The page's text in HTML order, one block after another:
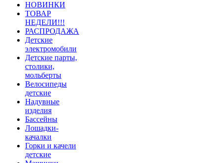
НОВИНКИ
ТОВАР
НЕДЕЛИ!!!
РАСПРОДАЖА
Детские
электромобили
Детские парты,
столики,
мольберты
Велосипеды
детские
Надувные
изделия
Бассейны
Лошадки-
качалки
Горки и качели
детские